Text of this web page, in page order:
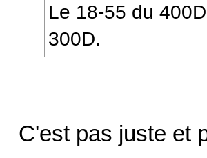
Le 18-55 du
300D.
C'est pas juste et